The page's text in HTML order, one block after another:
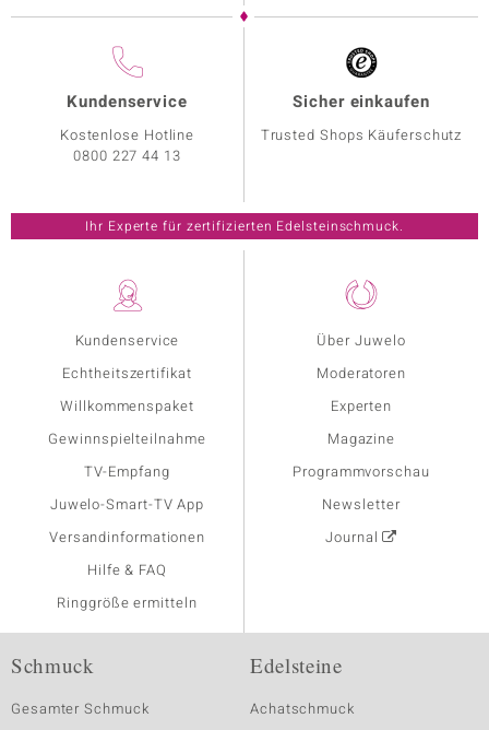
Kundenservice
Echtheitszertifikat
Willkommenspaket
Gewinnspielteilnahme
TV-Empfang
Juwelo-Smart-TV App
Versandinformationen
Hilfe & FAQ
Ringgröße ermitteln
Über Juwelo
Moderatoren
Experten
Magazine
Programmvorschau
Newsletter
Journal
Kundenservice
Kostenlose Hotline
0800 227 44 13
Sicher einkaufen
Trusted Shops Käuferschutz
Ihr Experte für zertifizierten Edelsteinschmuck.
Schmuck
Gesamter Schmuck
Edelsteine
Achatschmuck